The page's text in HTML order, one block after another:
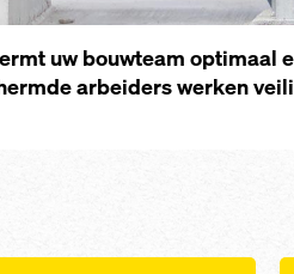
uw bouw­team
ar­bei­ders wer­ken